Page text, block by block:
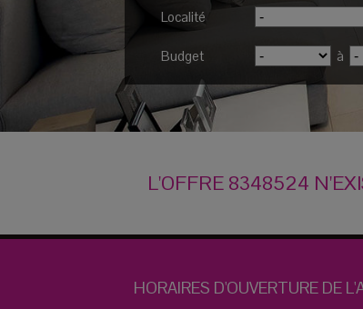
Localité
Budget à
L'OFFRE 8348524
HORAIRES D'OUVERTURE DE